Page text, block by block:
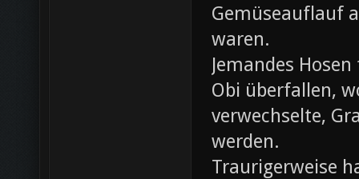
Gemüseauflauf
waren.
Jemandes
Obi überfallen,
verwechselte,
werden.
Traurigerweise